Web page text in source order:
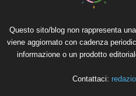
Questo sito/blog non rappresenta
viene aggiornato con cadenza
informazione o un prodotto
Contattaci: